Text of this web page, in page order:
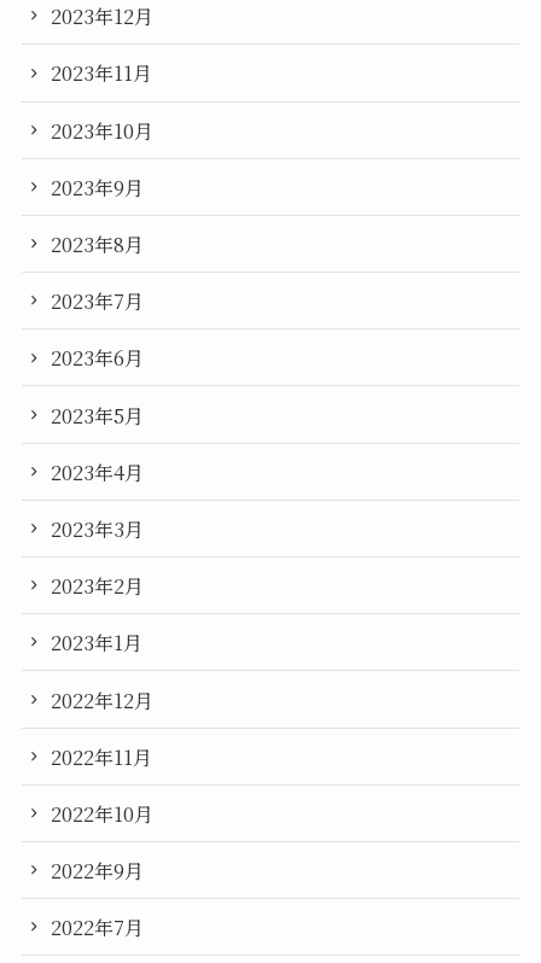
2023年12月
2023年11月
2023年10月
2023年9月
2023年8月
2023年7月
2023年6月
2023年5月
2023年4月
2023年3月
2023年2月
2023年1月
2022年12月
2022年11月
2022年10月
2022年9月
2022年7月